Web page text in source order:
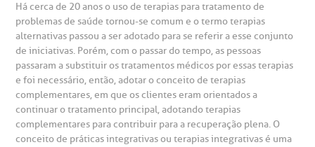
Endereço:
R. Colômbia, 332
CEP: 01438-000 | Jardim Paulista
São Paulo - SP
e perdidos
Há cerca de 20 anos o uso de terapias para tratamento de
problemas de saúde tornou-se comum e o termo terapias
alternativas passou a ser adotado para se referir a esse conjunto
de iniciativas. Porém, com o passar do tempo, as pessoas
passaram a substituir os tratamentos médicos por essas terapias
e foi necessário, então, adotar o conceito de terapias
complementares, em que os clientes eram orientados a
continuar o tratamento principal, adotando terapias
complementares para contribuir para a recuperação plena. O
conceito de práticas integrativas ou terapias integrativas é uma